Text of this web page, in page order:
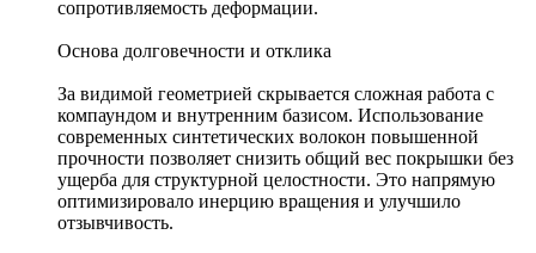
сопротивляемость деформации.
Основа долговечности и отклика
За видимой геометрией скрывается сложная работа с
компаундом и внутренним базисом. Использование
современных синтетических волокон повышенной
прочности позволяет снизить общий вес покрышки без
ущерба для структурной целостности. Это напрямую
оптимизировало инерцию вращения и улучшило
отзывчивость.